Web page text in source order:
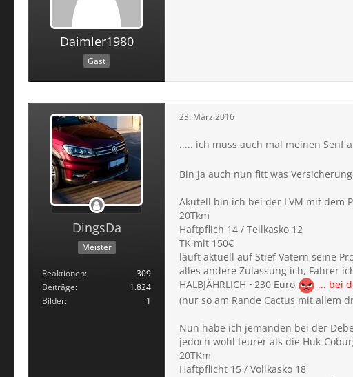
Daimler1980
Gast
DingsDa
Meister
Reaktionen
309
Beiträge
1.824
Bilder
1
23. März 2016
..... ich muss auch mal meinen Senf
Bin ja auch nun fitt was
Akutell bin ich bei der LVM mit dem
20Tkm
Haftpflich 14 / Teilkasko 12
TK mit 150€
läuft aktuell auf Stief Vatern seine
alles andere Zulassung ich, Fahrer
HALBJÄHRLICH ~230 Euro
... bei
(nur so am Rande Cactus mit allem
Nun habe ich jemanden bei der
jedoch wohl teurer als die Huk-
20TKm
Haftpflicht 15 / Vollkasko 18